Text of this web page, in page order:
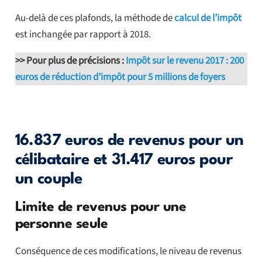
Au-delà de ces plafonds, la méthode decalcul de l’impôt
est inchangée par rapport à 2018.
>> Pour plus de précisions :Impôt sur le revenu 2017 : 200
euros de réduction d’impôt pour 5 millions de foyers
16.837 euros de revenus pour un
célibataire et 31.417 euros pour
un couple
Limite de revenus pour une
personne seule
Conséquence de ces modifications, le niveau de revenus